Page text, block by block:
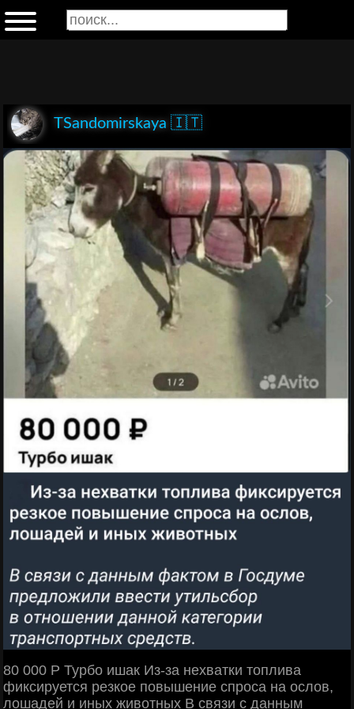
TSandomirskaya 🇮🇹
80 000 Р Турбо ишак Из-за нехватки топлива
фиксируется резкое повышение спроса на ослов,
лошадей и иных животных В связи с данным